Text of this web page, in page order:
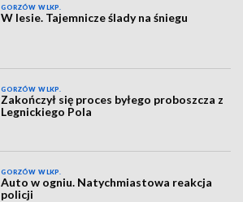
GORZÓW WLKP.
W lesie. Tajemnicze ślady na śniegu
GORZÓW WLKP.
Zakończył się proces byłego proboszcza z
Legnickiego Pola
GORZÓW WLKP.
Auto w ogniu. Natychmiastowa reakcja
policji